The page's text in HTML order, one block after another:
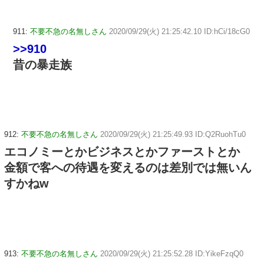
911: 不要不急の名無しさん 2020/09/29(火) 21:25:42.10 ID:hCi/18cG0
>>910
昔の暴走族
912: 不要不急の名無しさん 2020/09/29(火) 21:25:49.93 ID:Q2RuohTu0
エコノミーとかビジネスとかファーストとか
金額で客への待遇を変えるのは差別では無いん
すかねw
913: 不要不急の名無しさん 2020/09/29(火) 21:25:52.28 ID:YikeFzqQ0